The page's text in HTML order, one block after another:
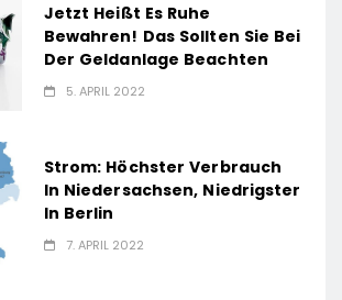
Jetzt Heißt Es Ruhe
Bewahren! Das Sollten Sie Bei
Der Geldanlage Beachten
5. APRIL 2022
Strom: Höchster Verbrauch
In Niedersachsen, Niedrigster
In Berlin
7. APRIL 2022